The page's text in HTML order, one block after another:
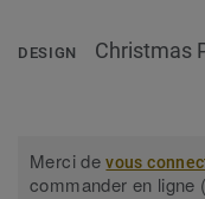
DESIGN Christmas
Merci devous
commander en ligne